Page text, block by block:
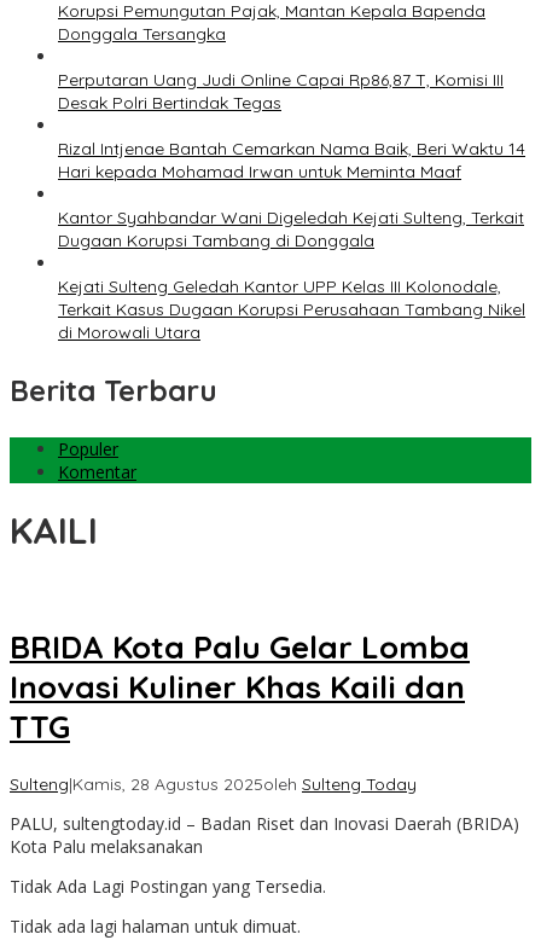
Korupsi Pemungutan Pajak, Mantan Kepala Bapenda
Donggala Tersangka
Perputaran Uang Judi Online Capai Rp86,87 T, Komisi III
Desak Polri Bertindak Tegas
Rizal Intjenae Bantah Cemarkan Nama Baik, Beri Waktu 14
Hari kepada Mohamad Irwan untuk Meminta Maaf
Kantor Syahbandar Wani Digeledah Kejati Sulteng, Terkait
Dugaan Korupsi Tambang di Donggala
Kejati Sulteng Geledah Kantor UPP Kelas III Kolonodale,
Terkait Kasus Dugaan Korupsi Perusahaan Tambang Nikel
di Morowali Utara
Berita Terbaru
Populer
Komentar
KAILI
BRIDA Kota Palu Gelar Lomba
Inovasi Kuliner Khas Kaili dan
TTG
Sulteng|Kamis, 28 Agustus 2025oleh Sulteng Today
PALU, sultengtoday.id – Badan Riset dan Inovasi Daerah (BRIDA)
Kota Palu melaksanakan
Tidak Ada Lagi Postingan yang Tersedia.
Tidak ada lagi halaman untuk dimuat.